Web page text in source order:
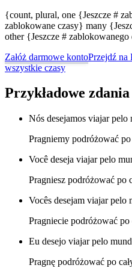
{count, plural, one {Jeszcze #
zablokowane czasy} many
other {Jeszcze #
Załóż darmowe kontoPrzejdź na
wszystkie czasy
Przykładowe zdania
Nós desejamos viajar pelo
Pragniemy podróżować po
Você deseja viajar pelo
Pragniesz podróżować po
Vocês desejam viajar pelo
Pragniecie podróżować po
Eu desejo viajar pelo
Pragnę podróżować po